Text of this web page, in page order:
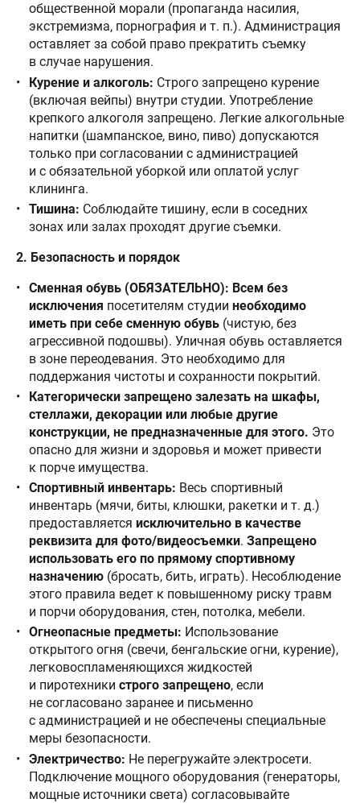
общественной морали (пропаганда насилия,
экстремизма, порнография и т. п.). Администрация
оставляет за собой право прекратить съемку
в случае нарушения.
Курение и алкоголь: Строго запрещено курение
(включая вейпы) внутри студии. Употребление
крепкого алкоголя запрещено. Легкие алкогольные
напитки (шампанское, вино, пиво) допускаются
только при согласовании с администрацией
и с обязательной уборкой или оплатой услуг
клининга.
Тишина: Соблюдайте тишину, если в соседних
зонах или залах проходят другие съемки.
2. Безопасность и порядок
Сменная обувь (ОБЯЗАТЕЛЬНО): Всем без
исключения посетителям студии необходимо
иметь при себе сменную обувь (чистую, без
агрессивной подошвы). Уличная обувь оставляется
в зоне переодевания. Это необходимо для
поддержания чистоты и сохранности покрытий.
Категорически запрещено залезать на шкафы,
стеллажи, декорации или любые другие
конструкции, не предназначенные для этого. Это
опасно для жизни и здоровья и может привести
к порче имущества.
Спортивный инвентарь: Весь спортивный
инвентарь (мячи, биты, клюшки, ракетки и т. д.)
предоставляется исключительно в качестве
реквизита для фото/видеосъемки. Запрещено
использовать его по прямому спортивному
назначению (бросать, бить, играть). Несоблюдение
этого правила ведет к повышенному риску травм
и порчи оборудования, стен, потолка, мебели.
Огнеопасные предметы: Использование
открытого огня (свечи, бенгальские огни, курение),
легковоспламеняющихся жидкостей
и пиротехники строго запрещено, если
не согласовано заранее и письменно
с администрацией и не обеспечены специальные
меры безопасности.
Электричество: Не перегружайте электросети.
Подключение мощного оборудования (генераторы,
мощные источники света) согласовывайте